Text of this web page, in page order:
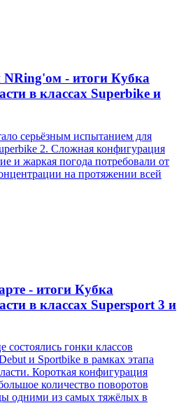
- итоги Кубка
в классах Superbike и
серьёзным испытанием для
2. Сложная конфигурация
и жаркая погода потребовали от
на протяжении всей
- итоги Кубка
в классах Supersport 3 и
гонки классов
и Sportbike в рамках этапа
Короткая конфигурация
количество поворотов
одними из самых тяжёлых в